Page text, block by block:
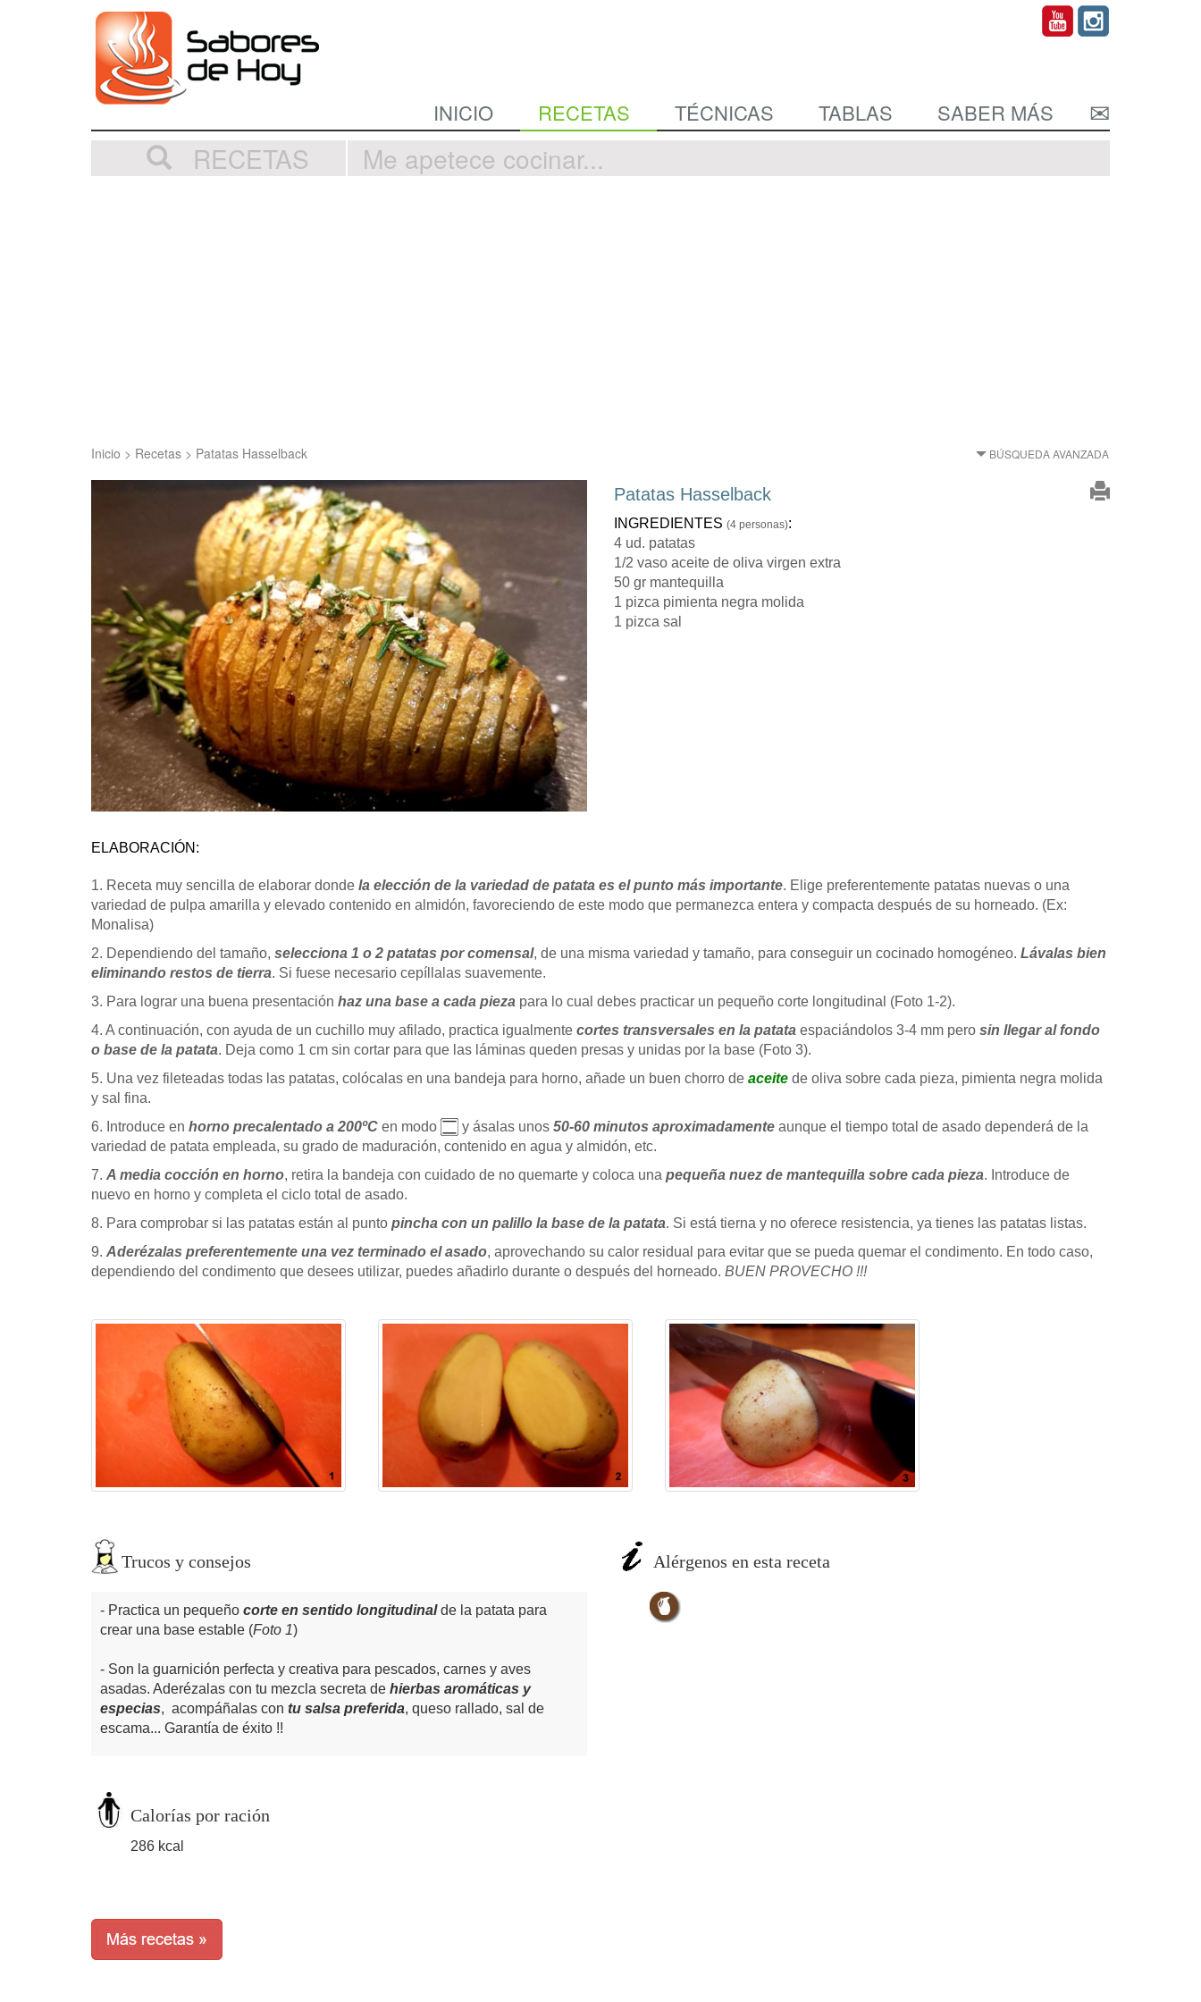
INICIO RECETAS TÉCNICAS TABLAS SABER MÁS
RECETAS
Inicio > Recetas > Patatas Hasselback BÚSQUEDA AVANZADA
Patatas Hasselback
INGREDIENTES (4 personas):
4 ud. patatas
1/2 vaso aceite de oliva virgen extra
50 gr mantequilla
1 pizca pimienta negra molida
1 pizca sal
ELABORACIÓN:
1. Receta muy sencilla de elaborar donde la elección de la variedad de patata es el punto más importante. Elige preferentemente patatas nuevas o una
variedad de pulpa amarilla y elevado contenido en almidón, favoreciendo de este modo que permanezca entera y compacta después de su horneado. (Ex:
Monalisa)
2. Dependiendo del tamaño, selecciona 1 o 2 patatas por comensal, de una misma variedad y tamaño, para conseguir un cocinado homogéneo. Lávalas bien
eliminando restos de tierra. Si fuese necesario cepíllalas suavemente.
3. Para lograr una buena presentación haz una base a cada pieza para lo cual debes practicar un pequeño corte longitudinal (Foto 1-2).
4. A continuación, con ayuda de un cuchillo muy afilado, practica igualmente cortes transversales en la patata espaciándolos 3-4 mm pero sin llegar al fondo
o base de la patata. Deja como 1 cm sin cortar para que las láminas queden presas y unidas por la base (Foto 3).
5. Una vez fileteadas todas las patatas, colócalas en una bandeja para horno, añade un buen chorro de aceite de oliva sobre cada pieza, pimienta negra molida
y sal fina.
6. Introduce en horno precalentado a 200ºC en modo y ásalas unos 50-60 minutos aproximadamente aunque el tiempo total de asado dependerá de la
variedad de patata empleada, su grado de maduración, contenido en agua y almidón, etc.
7. A media cocción en horno, retira la bandeja con cuidado de no quemarte y coloca una pequeña nuez de mantequilla sobre cada pieza. Introduce de
nuevo en horno y completa el ciclo total de asado.
8. Para comprobar si las patatas están al punto pincha con un palillo la base de la patata. Si está tierna y no oferece resistencia, ya tienes las patatas listas.
9. Aderézalas preferentemente una vez terminado el asado, aprovechando su calor residual para evitar que se pueda quemar el condimento. En todo caso,
dependiendo del condimento que desees utilizar, puedes añadirlo durante o después del horneado. BUEN PROVECHO !!!
Trucos y consejos
Practica un pequeño corte en sentido longitudinalde la patata para
crear una base estable (Foto 1)
Son la guarnición perfecta y creativa para pescados, carnes y aves
asadas. Aderézalas con tu mezcla secreta de hierbas aromáticas y
especias, acompáñalas con tu salsa preferida, queso rallado, sal de
escama... Garantía de éxito !!
Alérgenos en esta receta
Calorías por ración
286 kcal